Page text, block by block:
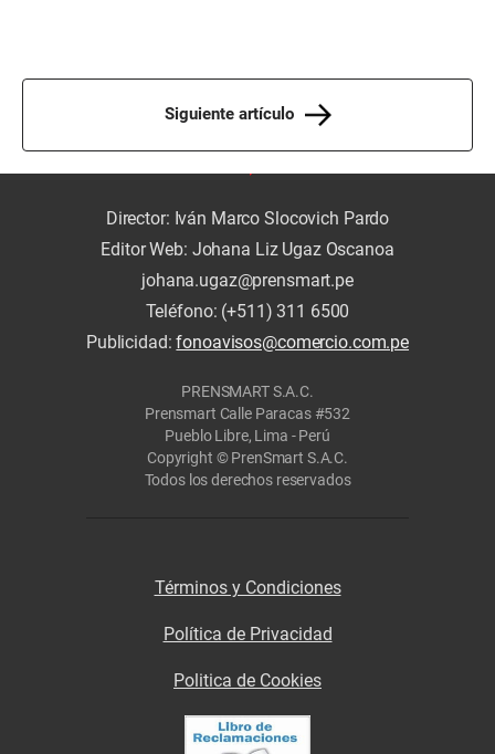
Siguiente artículo
Director: Iván Marco Slocovich Pardo
Editor Web: Johana Liz Ugaz Oscanoa
johana.ugaz@prensmart.pe
Teléfono: (+511) 311 6500
Publicidad:fonoavisos@comercio.com.pe
PRENSMART S.A.C.
Prensmart Calle Paracas #532
Pueblo Libre, Lima - Perú
Copyright © PrenSmart S.A.C.
Todos los derechos reservados
Términos y Condiciones
Política de Privacidad
Politica de Cookies